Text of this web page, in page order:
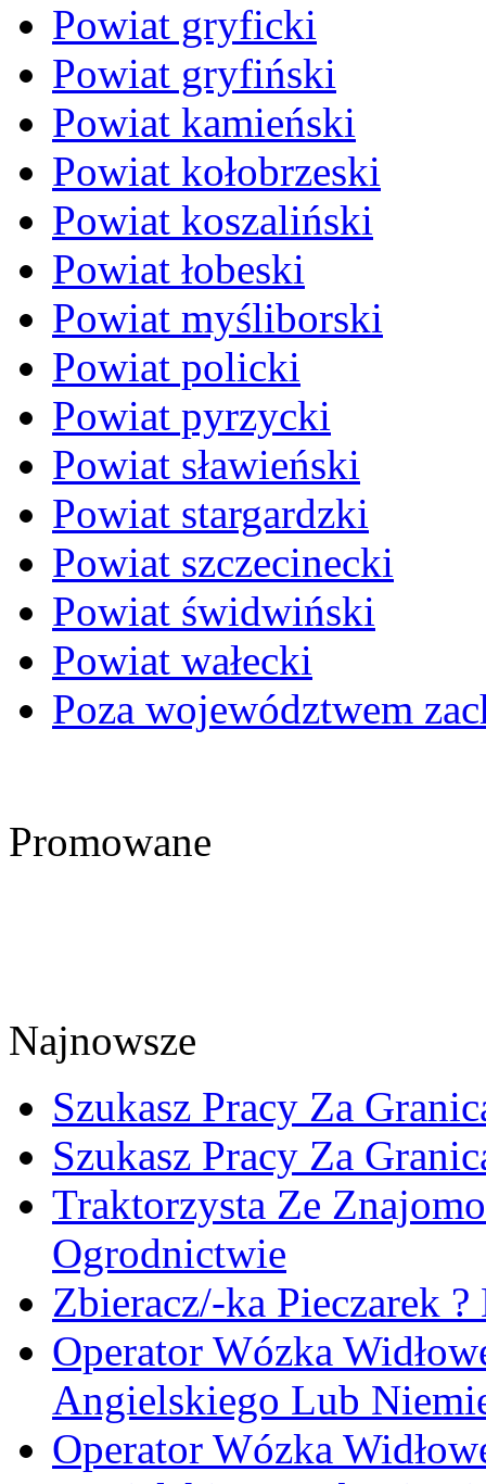
Powiat gryficki
Powiat gryfiński
Powiat kamieński
Powiat kołobrzeski
Powiat koszaliński
Powiat łobeski
Powiat myśliborski
Powiat policki
Powiat pyrzycki
Powiat sławieński
Powiat stargardzki
Powiat szczecinecki
Powiat świdwiński
Powiat wałecki
Poza województwem
Promowane
Najnowsze
Szukasz Pracy Za
Szukasz Pracy Za
Traktorzysta Ze
Ogrodnictwie
Zbieracz/-ka Pieczarek
Operator Wózka
Angielskiego Lub
Operator Wózka